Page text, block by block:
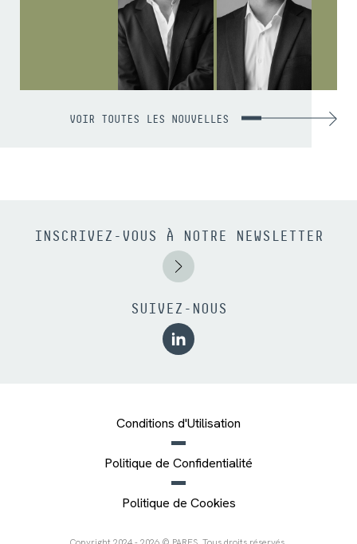
VOIR TOUTES LES NOUVELLES
INSCRIVEZ-VOUS À NOTRE NEWSLETTER
SUIVEZ-NOUS
Conditions d'Utilisation
Politique de Confidentialité
Politique de Cookies